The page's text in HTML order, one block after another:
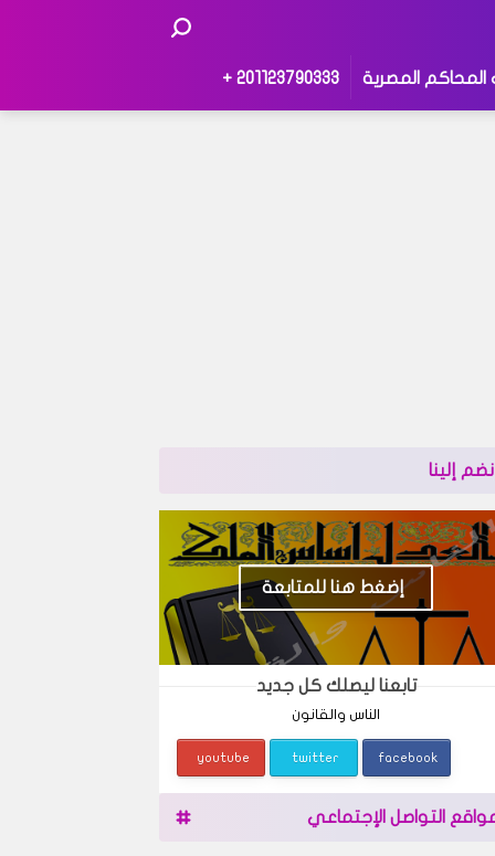
المحاكم المصرية 201123790333 +
إنضم إلينا
إضغط هنا للمتابعة
تابعنا ليصلك كل جديد
الناس والقانون
facebook
twitter
youtube
التواصل الإجتماعي